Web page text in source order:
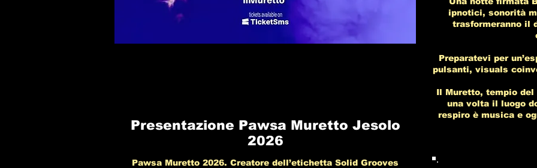
Presentazione Pawsa Muretto Jesolo
2026
ipnotici, sonorità
trasformeranno il
Preparatevi per
pulsanti, visuals
Il Muretto, tempio
una volta il luogo
respiro è musica e
Pawsa Muretto 2026. Creatore dell’etichetta Solid Grooves